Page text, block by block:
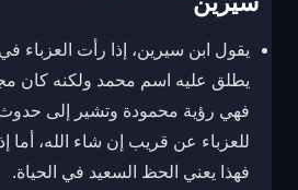
يقول ابن سيرين، إذا رأت
يطلق عليه اسم محمد ولكنه كان
فهي رؤية محمودة وتشير إلى
للعزباء عن قريب إن شاء الله، أما
فهذا يعني الحظ السعيد في الحياة.